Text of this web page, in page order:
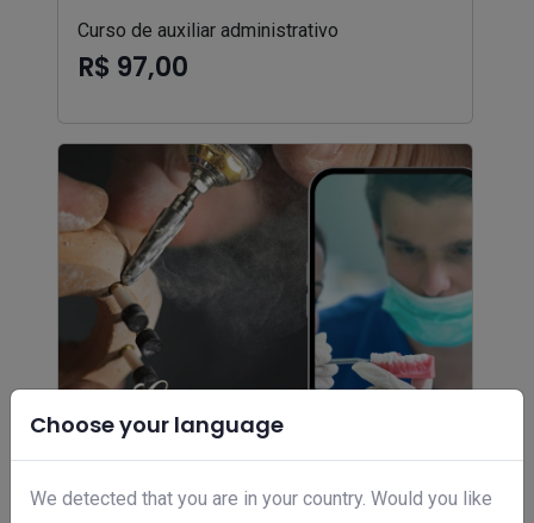
Choose your language
We detected that you are in your country. Would you like
Curso de auxiliar administrativo
R$ 97,00